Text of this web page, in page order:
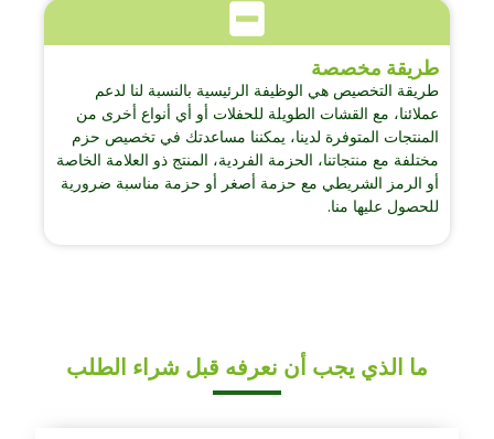
طريقة مخصصة
طريقة التخصيص هي الوظيفة الرئيسية بالنسبة لنا لدعم
عملائنا، مع القشات الطويلة للحفلات أو أي أنواع أخرى من
المنتجات المتوفرة لدينا، يمكننا مساعدتك في تخصيص حزم
مختلفة مع منتجاتنا، الحزمة الفردية، المنتج ذو العلامة الخاصة
أو الرمز الشريطي مع حزمة أصغر أو حزمة مناسبة ضرورية
للحصول عليها منا.
ما الذي يجب أن نعرفه قبل شراء الطلب